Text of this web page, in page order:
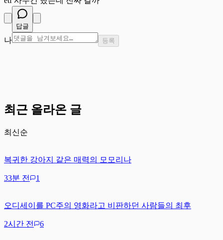
답글
나 등록
최근 올라온 글
최신순
복귀한 강아지 같은 매력의 모모리나
33분 전 1
오디세이를 PC주의 영화라고 비판하던 사람들의 최후
2시간 전 6